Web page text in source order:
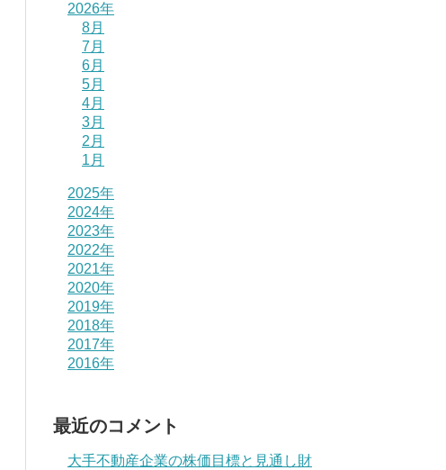
2026年
8月
7月
6月
5月
4月
3月
2月
1月
2025年
2024年
2023年
2022年
2021年
2020年
2019年
2018年
2017年
2016年
最近のコメント
大手不動産企業の株価目標と見通し財